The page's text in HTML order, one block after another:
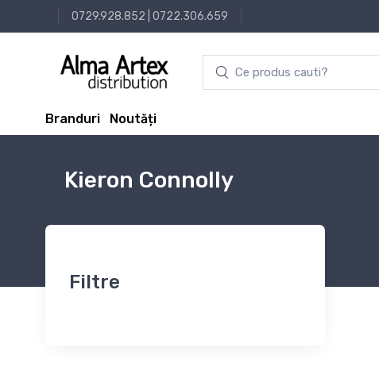
0729.928.852 0722.306.659
Branduri Noutăți
Kieron Connolly
Filtre